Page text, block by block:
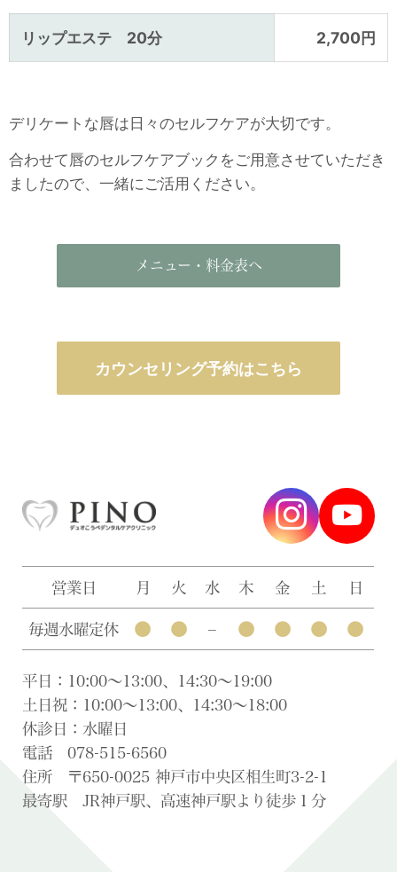
リップエステ 20分 2,700円
デリケートな唇は日々のセルフケアが大切です。
合わせて唇のセルフケアブックをご用意させていただき
ましたので、一緒にご活用ください。
メニュー・料金表へ
カウンセリング予約はこちら
営業日 月 火 水 木 金 土 日
毎週水曜定休 ● ● – ● ● ● ●
平日：10:00〜13:00、14:30〜19:00
土日祝：10:00〜13:00、14:30〜18:00
休診日：水曜日
電話 078-515-6560
住所 〒650-0025 神戸市中央区相生町3-2-1
最寄駅 JR神戸駅、高速神戸駅より徒歩１分